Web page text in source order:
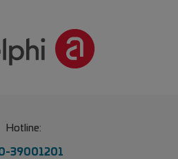
Hotline:
39001201